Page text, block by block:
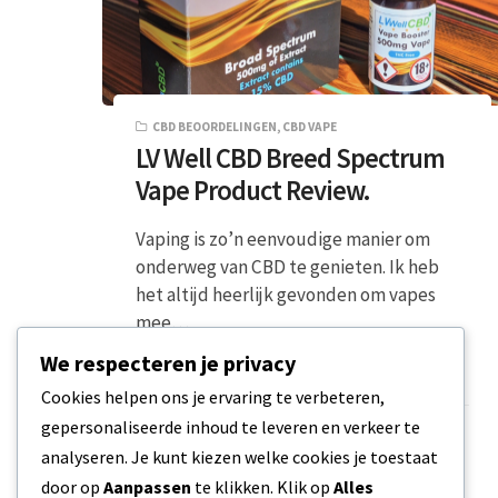
CBD BEOORDELINGEN, CBD VAPE
LV Well CBD Breed Spectrum
Vape Product Review.
Vaping is zo’n eenvoudige manier om
onderweg van CBD te genieten. Ik heb
het altijd heerlijk gevonden om vapes
mee…
2 MIN READ 19 FEBRUARI 2024
We respecteren je privacy
Cookies helpen ons je ervaring te verbeteren,
gepersonaliseerde inhoud te leveren en verkeer te
analyseren. Je kunt kiezen welke cookies je toestaat
door op Aanpassen te klikken. Klik op Alles